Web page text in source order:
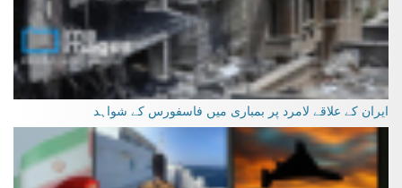
ایران کے علاقے لامرد پر بمباری میں فاسفورس کے شواہد